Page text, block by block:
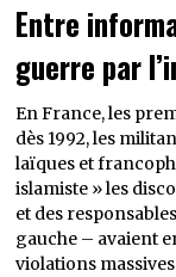
Entre
guerre par
En France, les
dès 1992, les
laïques et
islamiste » les
et des
gauche – avaient
violations